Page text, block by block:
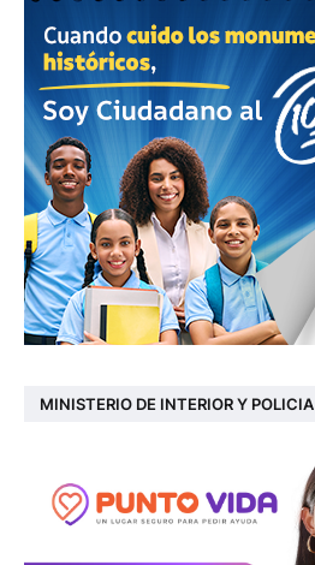
MINISTERIO DE INTERIOR Y POLICIA